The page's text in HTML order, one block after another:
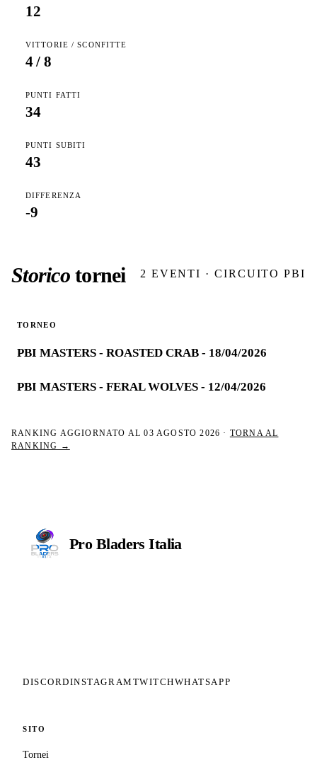
12
VITTORIE / SCONFITTE
4/ 8
PUNTI FATTI
34
PUNTI SUBITI
43
DIFFERENZA
-9
Storicotornei 2 EVENTI · CIRCUITO PBI
TORNEO
PBI MASTERS - ROASTED CRAB - 18/04/2026
PBI MASTERS - FERAL WOLVES - 12/04/2026
RANKING AGGIORNATO AL03 AGOSTO 2026 · TORNA AL
RANKING →
Pro BladersItalia
DISCORDINSTAGRAM TWITCHWHATSAPP
SITO
Tornei